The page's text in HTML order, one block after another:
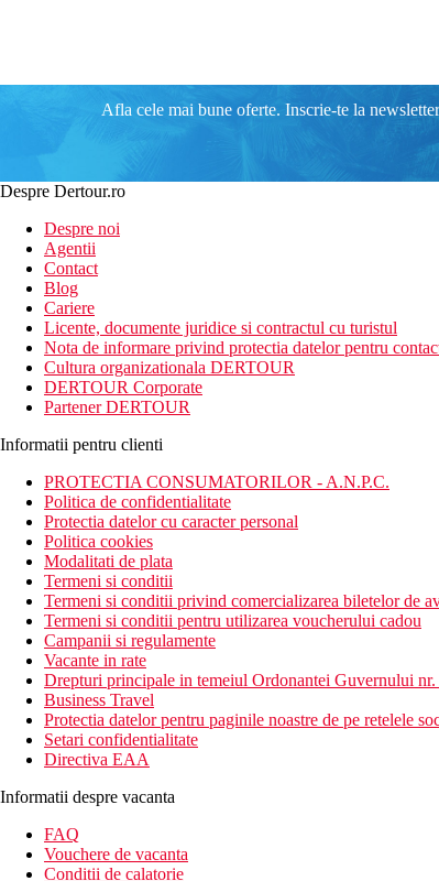
Afla cele mai bune oferte. Inscrie-te la
Despre Dertour.ro
Despre noi
Agentii
Contact
Blog
Cariere
Licente, documente juridice si contractul cu turistul
Nota de informare privind protectia datelor pentru
Cultura organizationala DERTOUR
DERTOUR Corporate
Partener DERTOUR
Informatii pentru clienti
PROTECTIA CONSUMATORILOR - A.N.P.C.
Politica de confidentialitate
Protectia datelor cu caracter personal
Politica cookies
Modalitati de plata
Termeni si conditii
Termeni si conditii privind comercializarea biletelor de
Termeni si conditii pentru utilizarea voucherului cadou
Campanii si regulamente
Vacante in rate
Drepturi principale in temeiul Ordonantei Guvernului
Business Travel
Protectia datelor pentru paginile noastre de pe retelele
Setari confidentialitate
Directiva EAA
Informatii despre vacanta
FAQ
Vouchere de vacanta
Conditii de calatorie